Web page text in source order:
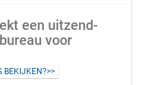
een uitzend-
voor
BEKIJKEN?>>